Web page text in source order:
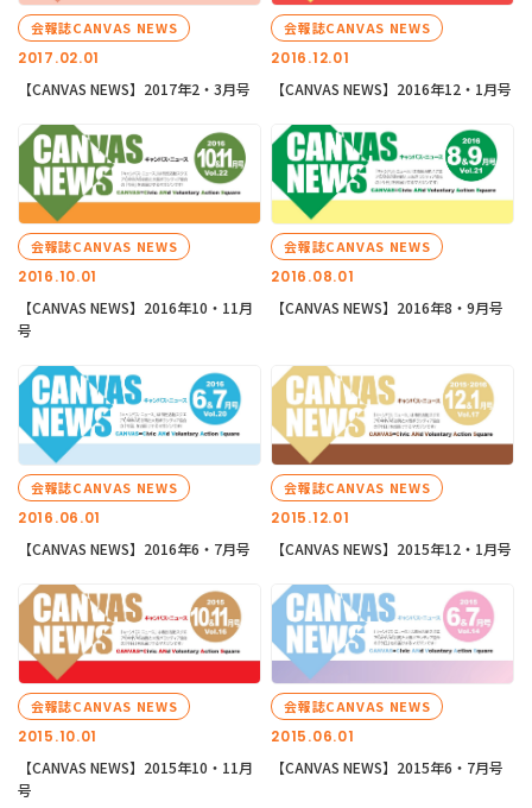
2017.02.01
会報誌CANVAS NEWS
【CANVAS NEWS】2017年2・3月号
2016.12.01
会報誌CANVAS NEWS
【CANVAS NEWS】2016年12・1月号
2016.10.01
会報誌CANVAS NEWS
【CANVAS NEWS】2016年10・11月
号
2016.08.01
会報誌CANVAS NEWS
【CANVAS NEWS】2016年8・9月号
2016.06.01
会報誌CANVAS NEWS
【CANVAS NEWS】2016年6・7月号
2015.12.01
会報誌CANVAS NEWS
【CANVAS NEWS】2015年12・1月号
2015.10.01
会報誌CANVAS NEWS
【CANVAS NEWS】2015年10・11月
号
2015.06.01
会報誌CANVAS NEWS
【CANVAS NEWS】2015年6・7月号